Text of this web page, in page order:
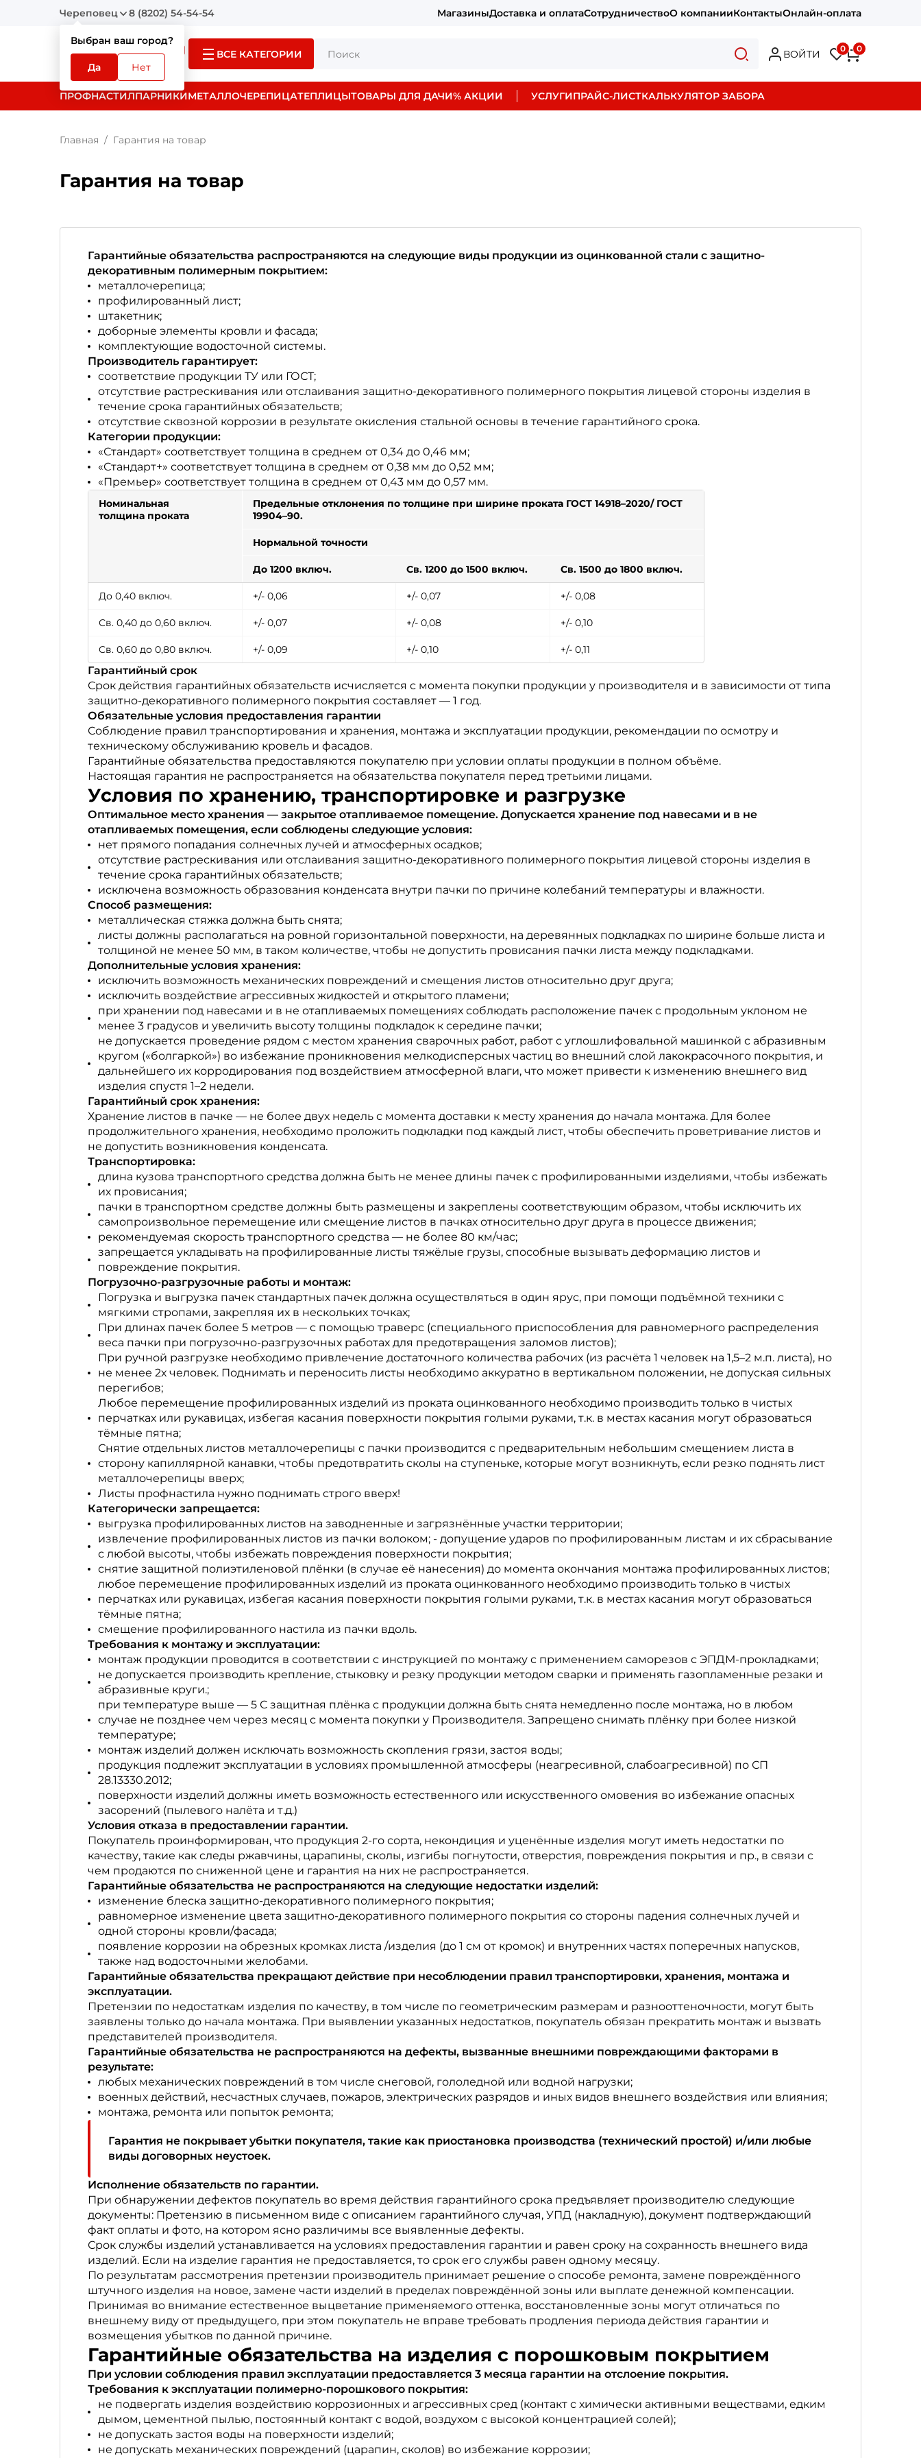
Череповец
Выбран ваш город?
Да Нет
8 (8202) 54-54-54 МагазиныДоставка и оплатаСотрудничествоО компанииКонтактыОнлайн-оплата
ВСЕ КАТЕГОРИИ ВОЙТИ 0 0
ПРОФНАСТИЛПАРНИКИМЕТАЛЛОЧЕРЕПИЦАТЕПЛИЦЫТОВАРЫ ДЛЯ ДАЧИ% АКЦИИ УСЛУГИПРАЙС-ЛИСТКАЛЬКУЛЯТОР ЗАБОРА
Главная Гарантия на товар
Гарантия на товар
Гарантийные обязательства распространяются на следующие виды продукции из оцинкованной стали с защитно-
декоративным полимерным покрытием:
металлочерепица;
профилированный лист;
штакетник;
доборные элементы кровли и фасада;
комплектующие водосточной системы.
Производитель гарантирует:
соответствие продукции ТУ или ГОСТ;
отсутствие растрескивания или отслаивания защитно-декоративного полимерного покрытия лицевой стороны изделия в
течение срока гарантийных обязательств;
отсутствие сквозной коррозии в результате окисления стальной основы в течение гарантийного срока.
Категории продукции:
«Стандарт» соответствует толщина в среднем от 0,34 до 0,46 мм;
«Стандарт+» соответствует толщина в среднем от 0,38 мм до 0,52 мм;
«Премьер» соответствует толщина в среднем от 0,43 мм до 0,57 мм.
Номинальная
толщина проката
Предельные отклонения по толщине при ширине проката ГОСТ 14918–2020/ ГОСТ
19904–90.
Нормальной точности
До 1200 включ. Св. 1200 до 1500 включ. Св. 1500 до 1800 включ.
До 0,40 включ. +/- 0,06 +/- 0,07 +/- 0,08
Св. 0,40 до 0,60 включ. +/- 0,07 +/- 0,08 +/- 0,10
Св. 0,60 до 0,80 включ. +/- 0,09 +/- 0,10 +/- 0,11
Гарантийный срок
Срок действия гарантийных обязательств исчисляется с момента покупки продукции у производителя и в зависимости от типа
защитно-декоративного полимерного покрытия составляет — 1 год.
Обязательные условия предоставления гарантии
Соблюдение правил транспортирования и хранения, монтажа и эксплуатации продукции, рекомендации по осмотру и
техническому обслуживанию кровель и фасадов.
Гарантийные обязательства предоставляются покупателю при условии оплаты продукции в полном объёме.
Настоящая гарантия не распространяется на обязательства покупателя перед третьими лицами.
Условия по хранению, транспортировке и разгрузке
Оптимальное место хранения — закрытое отапливаемое помещение. Допускается хранение под навесами и в не
отапливаемых помещения, если соблюдены следующие условия:
нет прямого попадания солнечных лучей и атмосферных осадков;
отсутствие растрескивания или отслаивания защитно-декоративного полимерного покрытия лицевой стороны изделия в
течение срока гарантийных обязательств;
исключена возможность образования конденсата внутри пачки по причине колебаний температуры и влажности.
Способ размещения:
металлическая стяжка должна быть снята;
листы должны располагаться на ровной горизонтальной поверхности, на деревянных подкладках по ширине больше листа и
толщиной не менее 50 мм, в таком количестве, чтобы не допустить провисания пачки листа между подкладками.
Дополнительные условия хранения:
исключить возможность механических повреждений и смещения листов относительно друг друга;
исключить воздействие агрессивных жидкостей и открытого пламени;
при хранении под навесами и в не отапливаемых помещениях соблюдать расположение пачек с продольным уклоном не
менее 3 градусов и увеличить высоту толщины подкладок к середине пачки;
не допускается проведение рядом с местом хранения сварочных работ, работ с углошлифовальной машинкой с абразивным
кругом («болгаркой») во избежание проникновения мелкодисперсных частиц во внешний слой лакокрасочного покрытия, и
дальнейшего их корродирования под воздействием атмосферной влаги, что может привести к изменению внешнего вид
изделия спустя 1–2 недели.
Гарантийный срок хранения:
Хранение листов в пачке — не более двух недель с момента доставки к месту хранения до начала монтажа. Для более
продолжительного хранения, необходимо проложить подкладки под каждый лист, чтобы обеспечить проветривание листов и
не допустить возникновения конденсата.
Транспортировка:
длина кузова транспортного средства должна быть не менее длины пачек с профилированными изделиями, чтобы избежать
их провисания;
пачки в транспортном средстве должны быть размещены и закреплены соответствующим образом, чтобы исключить их
самопроизвольное перемещение или смещение листов в пачках относительно друг друга в процессе движения;
рекомендуемая скорость транспортного средства — не более 80 км/час;
запрещается укладывать на профилированные листы тяжёлые грузы, способные вызывать деформацию листов и
повреждение покрытия.
Погрузочно-разгрузочные работы и монтаж:
Погрузка и выгрузка пачек стандартных пачек должна осуществляться в один ярус, при помощи подъёмной техники с
мягкими стропами, закрепляя их в нескольких точках;
При длинах пачек более 5 метров — с помощью траверс (специального приспособления для равномерного распределения
веса пачки при погрузочно-разгрузочных работах для предотвращения заломов листов);
При ручной разгрузке необходимо привлечение достаточного количества рабочих (из расчёта 1 человек на 1,5–2 м.п. листа), но
не менее 2х человек. Поднимать и переносить листы необходимо аккуратно в вертикальном положении, не допуская сильных
перегибов;
Любое перемещение профилированных изделий из проката оцинкованного необходимо производить только в чистых
перчатках или рукавицах, избегая касания поверхности покрытия голыми руками, т.к. в местах касания могут образоваться
тёмные пятна;
Снятие отдельных листов металлочерепицы с пачки производится с предварительным небольшим смещением листа в
сторону капиллярной канавки, чтобы предотвратить сколы на ступеньке, которые могут возникнуть, если резко поднять лист
металлочерепицы вверх;
Листы профнастила нужно поднимать строго вверх!
Категорически запрещается:
выгрузка профилированных листов на заводненные и загрязнённые участки территории;
извлечение профилированных листов из пачки волоком; - допущение ударов по профилированным листам и их сбрасывание
с любой высоты, чтобы избежать повреждения поверхности покрытия;
снятие защитной полиэтиленовой плёнки (в случае её нанесения) до момента окончания монтажа профилированных листов;
любое перемещение профилированных изделий из проката оцинкованного необходимо производить только в чистых
перчатках или рукавицах, избегая касания поверхности покрытия голыми руками, т.к. в местах касания могут образоваться
тёмные пятна;
смещение профилированного настила из пачки вдоль.
Требования к монтажу и эксплуатации:
монтаж продукции проводится в соответствии с инструкцией по монтажу с применением саморезов с ЭПДМ-прокладками;
не допускается производить крепление, стыковку и резку продукции методом сварки и применять газопламенные резаки и
абразивные круги.;
при температуре выше — 5 С защитная плёнка с продукции должна быть снята немедленно после монтажа, но в любом
случае не позднее чем через месяц с момента покупки у Производителя. Запрещено снимать плёнку при более низкой
температуре;
монтаж изделий должен исключать возможность скопления грязи, застоя воды;
продукция подлежит эксплуатации в условиях промышленной атмосферы (неагресивной, слабоагресивной) по СП
28.13330.2012;
поверхности изделий должны иметь возможность естественного или искусственного омовения во избежание опасных
засорений (пылевого налёта и т.д.)
Условия отказа в предоставлении гарантии.
Покупатель проинформирован, что продукция 2-го сорта, некондиция и уценённые изделия могут иметь недостатки по
качеству, такие как следы ржавчины, царапины, сколы, изгибы погнутости, отверстия, повреждения покрытия и пр., в связи с
чем продаются по сниженной цене и гарантия на них не распространяется.
Гарантийные обязательства не распространяются на следующие недостатки изделий:
изменение блеска защитно-декоративного полимерного покрытия;
равномерное изменение цвета защитно-декоративного полимерного покрытия со стороны падения солнечных лучей и
одной стороны кровли/фасада;
появление коррозии на обрезных кромках листа /изделия (до 1 см от кромок) и внутренних частях поперечных напусков,
также над водосточными желобами.
Гарантийные обязательства прекращают действие при несоблюдении правил транспортировки, хранения, монтажа и
эксплуатации.
Претензии по недостаткам изделия по качеству, в том числе по геометрическим размерам и разнооттеночности, могут быть
заявлены только до начала монтажа. При выявлении указанных недостатков, покупатель обязан прекратить монтаж и вызвать
представителей производителя.
Гарантийные обязательства не распространяются на дефекты, вызванные внешними повреждающими факторами в
результате:
любых механических повреждений в том числе снеговой, гололедной или водной нагрузки;
военных действий, несчастных случаев, пожаров, электрических разрядов и иных видов внешнего воздействия или влияния;
монтажа, ремонта или попыток ремонта;
Гарантия не покрывает убытки покупателя, такие как приостановка производства (технический простой) и/или любые
виды договорных неустоек.
Исполнение обязательств по гарантии.
При обнаружении дефектов покупатель во время действия гарантийного срока предъявляет производителю следующие
документы: Претензию в письменном виде с описанием гарантийного случая, УПД (накладную), документ подтверждающий
факт оплаты и фото, на котором ясно различимы все выявленные дефекты.
Срок службы изделий устанавливается на условиях предоставления гарантии и равен сроку на сохранность внешнего вида
изделий. Если на изделие гарантия не предоставляется, то срок его службы равен одному месяцу.
По результатам рассмотрения претензии производитель принимает решение о способе ремонта, замене повреждённого
штучного изделия на новое, замене части изделий в пределах повреждённой зоны или выплате денежной компенсации.
Принимая во внимание естественное выцветание применяемого оттенка, восстановленные зоны могут отличаться по
внешнему виду от предыдущего, при этом покупатель не вправе требовать продления периода действия гарантии и
возмещения убытков по данной причине.
Гарантийные обязательства на изделия с порошковым покрытием
При условии соблюдения правил эксплуатации предоставляется 3 месяца гарантии на отслоение покрытия.
Требования к эксплуатации полимерно-порошкового покрытия:
не подвергать изделия воздействию коррозионных и агрессивных сред (контакт с химически активными веществами, едким
дымом, цементной пылью, постоянный контакт с водой, воздухом с высокой концентрацией солей);
не допускать застоя воды на поверхности изделий;
не допускать механических повреждений (царапин, сколов) во избежание коррозии;